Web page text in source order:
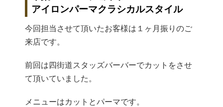
アイロンパーマクラシカルスタイル
今回担当させて頂いたお客様は１ヶ月振りのご
来店です。
前回は四街道スタッズバーバーでカットをさせ
て頂いていました。
メニューはカットとパーマです。